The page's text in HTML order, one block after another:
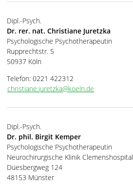
Dipl.-Psych.
Dr. rer. nat. Christiane Juretzka
Psychologische Psychotherapeutin
Rupprechtstr. 5
50937 Köln
Telefon: 0221 422312
christiane.juretzka@koeln.de
Dipl.-Psych.
Dr. phil. Birgit Kemper
Psychologische Psychotherapeutin
Neurochirurgische Klinik Clemenshospital
Düesbergweg 124
48153 Münster